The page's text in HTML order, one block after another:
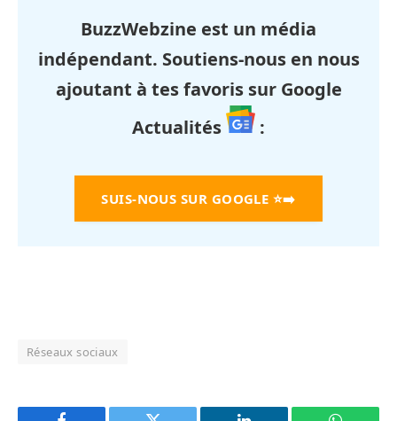
BuzzWebzine est un média
indépendant. Soutiens-nous en nous
ajoutant à tes favoris sur Google
Actualités
:
SUIS-NOUS SUR GOOGLE ⭐➡️
Réseaux sociaux